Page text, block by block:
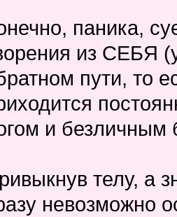
паника,
из СЕБЯ
пути, то
и безличным
телу, а
невозможно